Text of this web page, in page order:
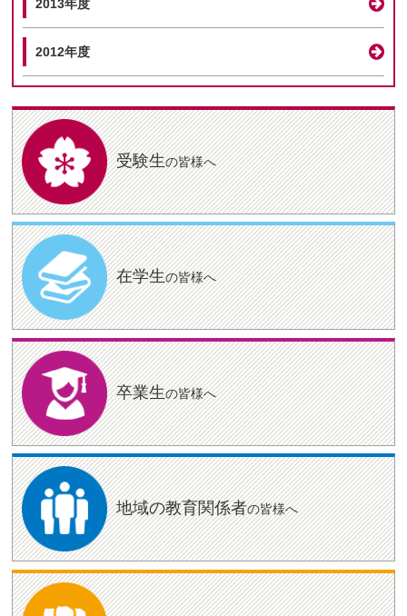
2013年度
2012年度
受験生の皆様へ
在学生の皆様へ
卒業生の皆様へ
地域の教育関係者の皆様へ